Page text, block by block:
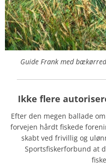
Guide Frank med
Ikke flere
Efter den megen ballade
forvejen hårdt fiskede
skabt ved frivillig og
Sportsfiskerforbund at